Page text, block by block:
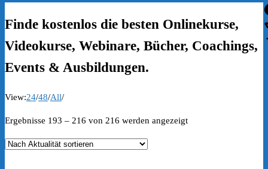
Finde kostenlos die besten Onlinekurse,
Videokurse, Webinare, Bücher, Coachings,
Events & Ausbildungen.
View:24/48/All/
Ergebnisse 193 – 216 von 216 werden angezeigtNach